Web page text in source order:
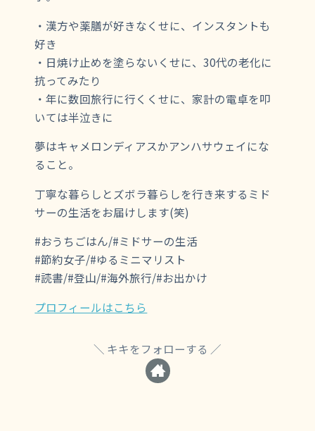
・漢方や薬膳が好きなくせに、インスタントも
好き
・日焼け止めを塗らないくせに、30代の老化に
抗ってみたり
・年に数回旅行に行くくせに、家計の電卓を叩
いては半泣きに
夢はキャメロンディアスかアンハサウェイにな
ること。
丁寧な暮らしとズボラ暮らしを行き来するミド
サーの生活をお届けします(笑)
#おうちごはん/#ミドサーの生活
#節約女子/#ゆるミニマリスト
#読書/#登山/#海外旅行/#お出かけ
プロフィールはこちら
キキをフォローする